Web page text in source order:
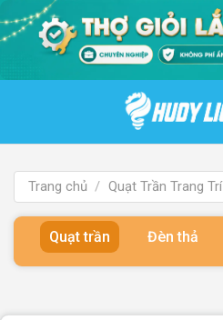
qua
Trang chủ / Quạt Trần Trang Trí
Quạt trần Đèn thả